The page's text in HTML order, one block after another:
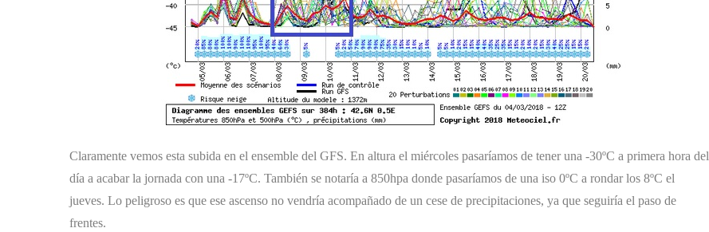
Claramente vemos esta subida en el ensemble del GFS. En altura el miércoles pasaríamos de tener una -30ºC a primera hora del
día a acabar la jornada con una -17ºC. También se notaría a 850hpa donde pasaríamos de una iso 0ºC a rondar los 8ºC el
jueves. Lo peligroso es que ese ascenso no vendría acompañado de un cese de precipitaciones, ya que seguiría el paso de
frentes.